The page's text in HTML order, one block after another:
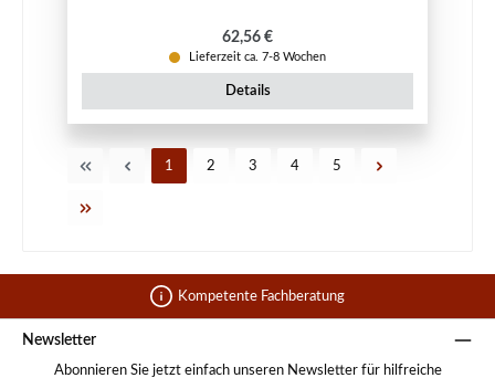
Regulärer Preis:
62,56 €
Lieferzeit ca. 7-8 Wochen
Details
Seite
1 Seite
2 Seite
3 Seite
4 Seite
5
Kompetente Fachberatung
Newsletter
Abonnieren Sie jetzt einfach unseren Newsletter für hilfreiche